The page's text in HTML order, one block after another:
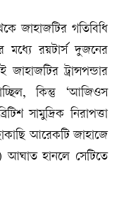
জাহাজটির গতিবিধি
মধ্যে রয়টার্স দুজনের
জাহাজটির ট্রান্সপন্ডার
কিন্তু ‘আজিওস
সামুদ্রিক নিরাপত্তা
আরেকটি জাহাজে
আঘাত হানলে সেটিতে